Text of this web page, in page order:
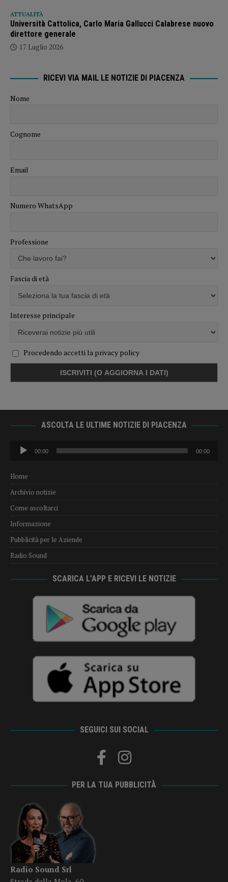
ATTUALITÀ
Università Cattolica, Carlo Maria Gallucci Calabrese nuovo
direttore generale
17 Luglio 2026
RICEVI VIA MAIL LE NOTIZIE DI PIACENZA
Nome
Cognome
Email
Numero WhatsApp
Professione
Fascia di età
Interesse principale
Procedendo accetti la privacy policy
ASCOLTA LE ULTIME NOTIZIE DI PIACENZA
Audio
Player
00:00 00:00
Home
Archivio notizie
Come ascoltarci
Informazione
Pubblicità per le Aziende
Radio Sound
SCARICA L’APP E RICEVI LE NOTIZIE
SEGUICI SUI SOCIAL
PER LA TUA PUBBLICITÀ
Radio Sound Srl